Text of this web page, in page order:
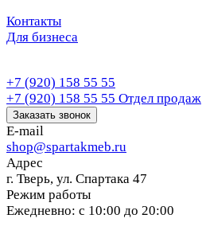
Контакты
Для бизнеса
+7 (920) 158 55 55
+7 (920) 158 55 55 Отдел продаж
Заказать звонок
E-mail
shop@spartakmeb.ru
Адрес
г. Тверь, ул. Спартака 47
Режим работы
Ежедневно: с 10:00 до 20:00